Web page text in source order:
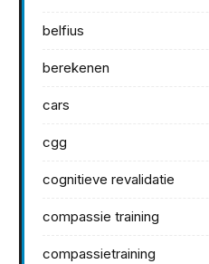
belfius
berekenen
cars
cgg
cognitieve revalidatie
compassie training
compassietraining